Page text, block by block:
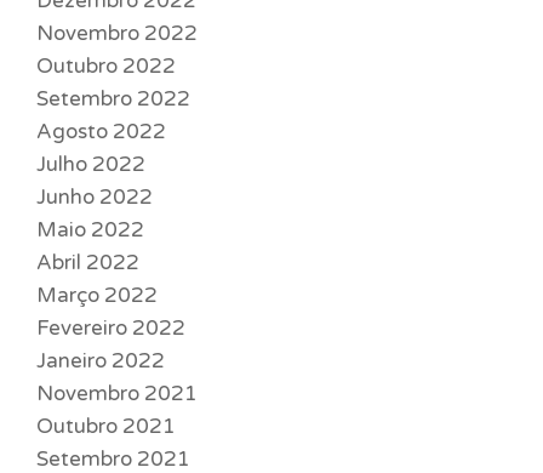
Novembro 2022
Outubro 2022
Setembro 2022
Agosto 2022
Julho 2022
Junho 2022
Maio 2022
Abril 2022
Março 2022
Fevereiro 2022
Janeiro 2022
Novembro 2021
Outubro 2021
Setembro 2021